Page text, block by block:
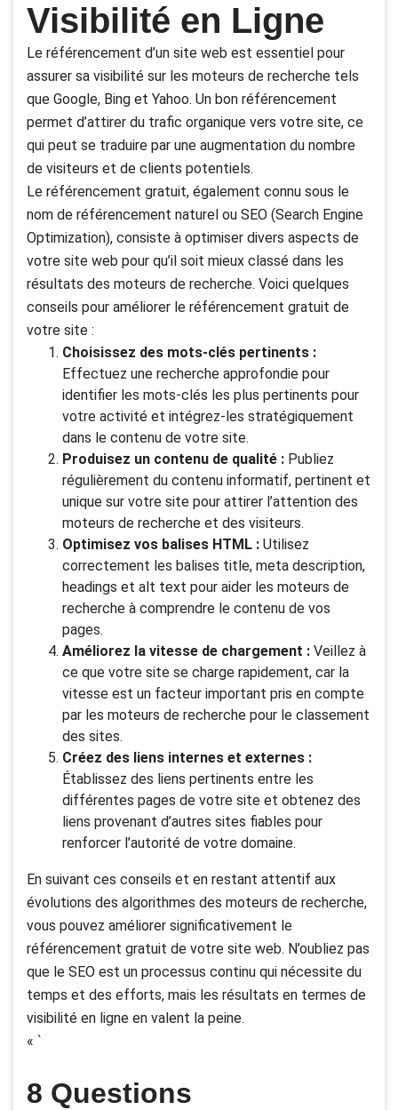
Visibilité en Ligne
Le référencement d’un site web est essentiel pour
assurer sa visibilité sur les moteurs de recherche tels
que Google, Bing et Yahoo. Un bon référencement
permet d’attirer du trafic organique vers votre site, ce
qui peut se traduire par une augmentation du nombre
de visiteurs et de clients potentiels.
Le référencement gratuit, également connu sous le
nom de référencement naturel ou SEO (Search Engine
Optimization), consiste à optimiser divers aspects de
votre site web pour qu’il soit mieux classé dans les
résultats des moteurs de recherche. Voici quelques
conseils pour améliorer le référencement gratuit de
votre site :
Choisissez des mots-clés pertinents :
Effectuez une recherche approfondie pour
identifier les mots-clés les plus pertinents pour
votre activité et intégrez-les stratégiquement
dans le contenu de votre site.
Produisez un contenu de qualité : Publiez
régulièrement du contenu informatif, pertinent et
unique sur votre site pour attirer l’attention des
moteurs de recherche et des visiteurs.
Optimisez vos balises HTML : Utilisez
correctement les balises title, meta description,
headings et alt text pour aider les moteurs de
recherche à comprendre le contenu de vos
pages.
Améliorez la vitesse de chargement : Veillez à
ce que votre site se charge rapidement, car la
vitesse est un facteur important pris en compte
par les moteurs de recherche pour le classement
des sites.
Créez des liens internes et externes :
Établissez des liens pertinents entre les
différentes pages de votre site et obtenez des
liens provenant d’autres sites fiables pour
renforcer l’autorité de votre domaine.
En suivant ces conseils et en restant attentif aux
évolutions des algorithmes des moteurs de recherche,
vous pouvez améliorer significativement le
référencement gratuit de votre site web. N’oubliez pas
que le SEO est un processus continu qui nécessite du
temps et des efforts, mais les résultats en termes de
visibilité en ligne en valent la peine.
« `
8 Questions